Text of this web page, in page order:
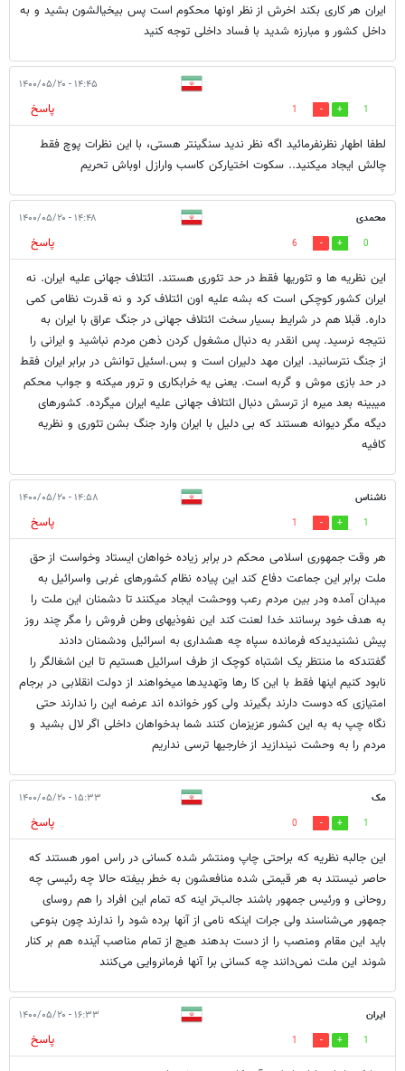
ایران هر کاری بکند اخرش از نظر اونها محکوم است پس بیخیالشون بشید و به
داخل کشور و مبارزه شدید با فساد داخلی توجه کنید
۱۴:۴۵ - ۱۴۰۰/۰۵/۲۰
1
1
پاسخ
لطفا اطهار نظرنفرمائید اگه نظر ندید سنگینتر هستی، با این نظرات پوچ فقط
چالش ایجاد میکنید.. سکوت اختیارکن کاسب وارازل اوباش تحریم
محمدی ۱۴:۴۸ - ۱۴۰۰/۰۵/۲۰
0
6
پاسخ
این نظریه ها و تئوریها فقط در حد تئوری هستند. ائتلاف جهانی علیه ایران. نه
ایران کشور کوچکی است که بشه علیه اون ائتلاف کرد و نه قدرت نظامی کمی
داره. قبلا هم در شرایط بسیار سخت ائتلاف جهانی در جنگ عراق با ایران به
نتیجه نرسید. پس انقدر به دنبال مشغول کردن ذهن مردم نباشید و ایرانی را
از جنگ نترسانید. ایران مهد دلیران است و بس.اسئیل توانش در برابر ایران فقط
در حد بازی موش و گربه است. یعنی یه خرابکاری و ترور میکنه و جواب محکم
میبینه بعد میره از ترسش دنبال ائتلاف جهانی علیه ایران میگرده. کشورهای
دیگه مگر دیوانه هستند که بی دلیل با ایران وارد جنگ بشن تئوری و نظریه
کافیه
ناشناس ۱۴:۵۸ - ۱۴۰۰/۰۵/۲۰
1
1
پاسخ
هر ‌وقت جمهوری اسلامی محکم در برابر زیاده خواهان ایستاد وخواست از حق
ملت برابر این جماعت دفاع کند این پیاده نظام کشورهای غربی واسرائیل به
میدان آمده ودر بین مردم رعب ووحشت ایجاد میکنند تا دشمنان این ملت را
به هدف خود برسانند خدا لعنت کند این نفوذیهای وطن فروش را مگر چند روز
پیش نشنیدیدکه فرمانده سپاه چه هشداری به اسرائیل ودشمنان دادند
گفتندکه ما منتظر یک اشتباه کوچک از طرف اسرائیل هستیم تا این اشغالگر را
نابود کنیم اینها فقط با این کا رها وتهدیدها میخواهند از دولت انقلابی در برجام
امتیازی که دوست دارند بگیرند ولی کور خوانده اند عرضه این را ندارند حتی
نگاه چپ به به این کشور عزیزمان کنند شما بدخواهان داخلی اگر لال بشید و
مردم را به وحشت نیندازید از خارجیها ترسی نداریم
مک ۱۵:۳۳ - ۱۴۰۰/۰۵/۲۰
1
0
پاسخ
این جالبه نظریه که براحتی چاپ ومنتشر شده کسانی در راس امور هستند که
حاصر نیستند به هر قیمتی شده منافعشون به خطر بیفته حالا چه رئیسی چه
روحانی و ورئیس جمهور باشند جالب‌تر اینه که تمام این افراد را هم روسای
جمهور می‌شناسند ولی جرات اینکه نامی از آنها برده شود را ندارند چون بنوعی
باید این مقام ومنصب را از دست بدهند هیچ از تمام مناصب آینده هم بر کنار
شوند این ملت نمی‌دانند چه کسانی برا آنها فرمانروایی می‌کنند
ایران ۱۶:۳۳ - ۱۴۰۰/۰۵/۲۰
1
1
پاسخ